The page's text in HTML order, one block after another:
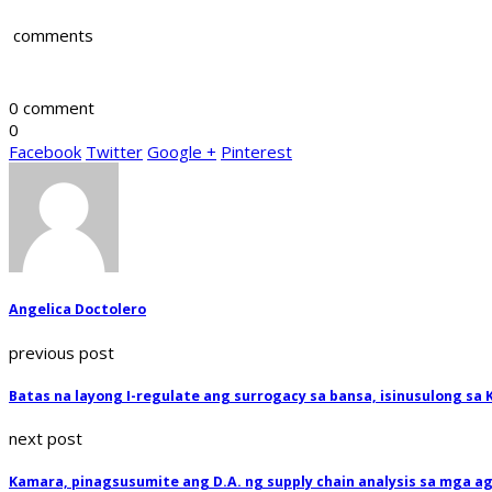
comments
0 comment
0
Facebook Twitter Google + Pinterest
Angelica Doctolero
previous post
Batas na layong I-regulate ang surrogacy sa bansa, isinusulong sa
next post
Kamara, pinagsusumite ang D.A. ng supply chain analysis sa mga